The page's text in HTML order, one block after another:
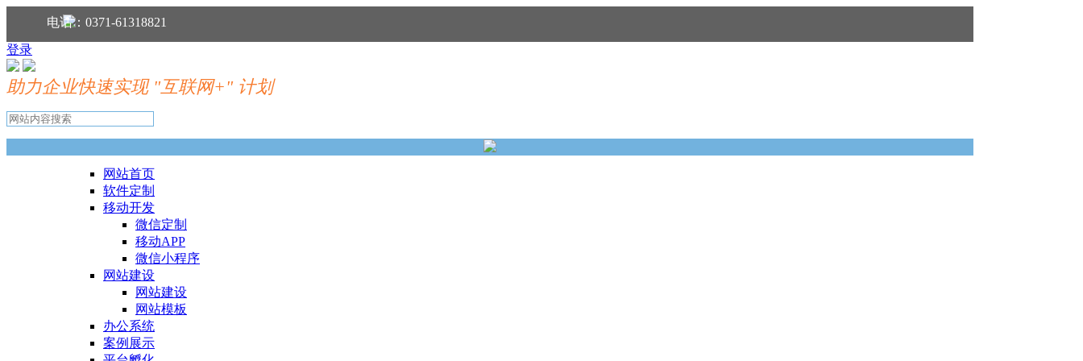
分享到：电话：0371-61318821
登录
助力企业快速实现 "互联网+" 计划
网站首页
软件定制
移动开发
微信定制
移动APP
微信小程序
网站建设
网站建设
网站模板
办公系统
案例展示